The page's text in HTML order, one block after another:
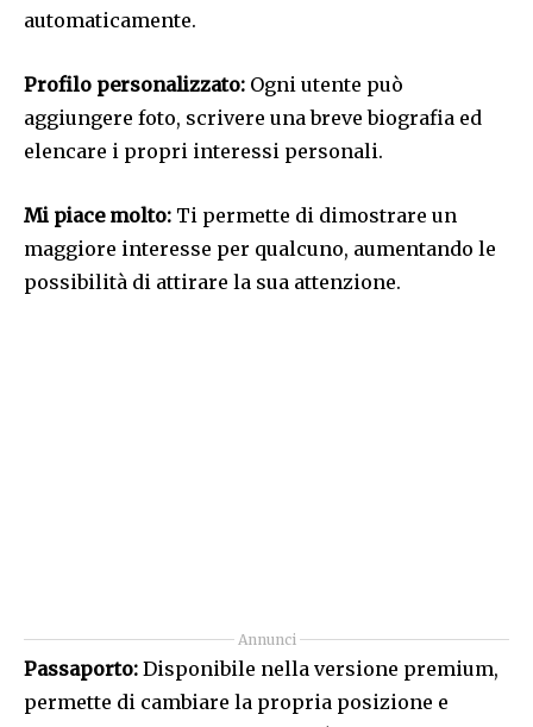
automaticamente.
Profilo personalizzato: Ogni utente può
aggiungere foto, scrivere una breve biografia ed
elencare i propri interessi personali.
Mi piace molto: Ti permette di dimostrare un
maggiore interesse per qualcuno, aumentando le
possibilità di attirare la sua attenzione.
Annunci
Passaporto: Disponibile nella versione premium,
permette di cambiare la propria posizione e